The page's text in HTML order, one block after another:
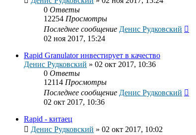
0 Ответы
12254 Просмотры
Последнее сообщение Денис Рудковский
02 ноя 2017, 15:24
Rapid Granulator инвестирует в качество
Денис Рудковский » 02 окт 2017, 10:36
0 Ответы
12114 Просмотры
Последнее сообщение Денис Рудковский
02 окт 2017, 10:36
Rapid - китаец
Денис Рудковский » 02 окт 2017, 10:02